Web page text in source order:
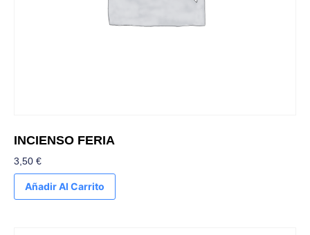
INCIENSO FERIA
3,50 €
Añadir Al Carrito